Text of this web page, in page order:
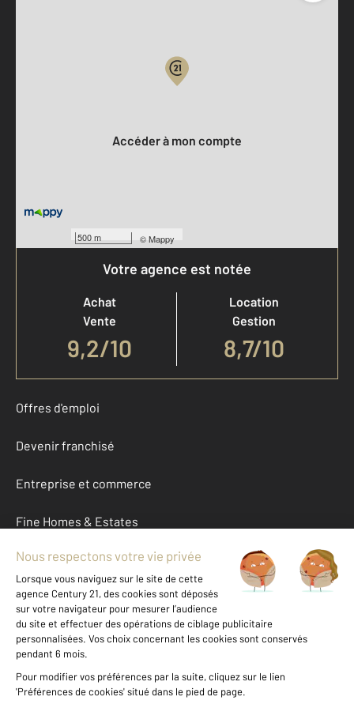
500 m ©Mappy
Accéder à mon compte
Votre agence est notée
Achat
Vente
9,2/10
Location
Gestion
8,7/10
Offres d'emploi
Devenir franchisé
Entreprise et commerce
Fine Homes & Estates
À propos
International
Nous contacter